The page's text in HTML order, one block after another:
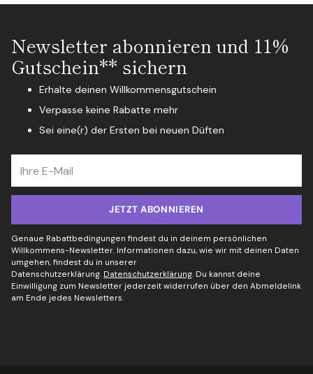
Newsletter abonnieren und 11%
Gutschein** sichern
Erhalte deinen Willkommensgutschein
Verpasse keine Rabatte mehr
Sei eine(r) der Ersten bei neuen Düften
E-
Mail
JETZT ABONNIEREN
Genaue Rabattbedingungen findest du in deinem persönlichen
Willkommens-Newsletter. Informationen dazu, wie wir mit deinen Daten
umgehen, findest du in unserer
Datenschutzerklärung. Datenschutzerklärung. Du kannst deine
Einwilligung zum Newsletter jederzeit widerrufen über den Abmeldelink
am Ende jedes Newsletters.